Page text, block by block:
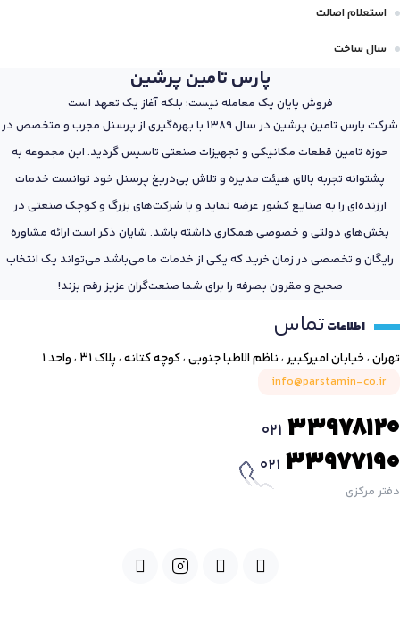
استعلام اصالت
سال ساخت
پارس تامین پرشین
فروش پایان یک معامله نیست؛ بلکه آغاز یک تعهد است
شرکت پارس تامین پرشین در سال 1389 با بهره‌گیری از پرسنل مجرب و متخصص در
حوزه تامین قطعات مکانیکی و تجهیزات صنعتی تاسیس گردید. این مجموعه به
پشتوانه تجربه بالای هیئت مدیره و تلاش بی‌دریغ پرسنل خود توانست خدمات
ارزنده‌ای را به صنایع کشور عرضه نماید و با شرکت‌های بزرگ و کوچک صنعتی در
بخش‌های دولتی و خصوصی همکاری داشته باشد. شایان ذکر است ارائه مشاوره
رایگان و تخصصی در زمان خرید که یکی از خدمات ما می‌باشد می‌تواند یک انتخاب
صحیح و مقرون بصرفه را برای شما صنعت‌گران عزیز رقم بزند!
اطلاعاتتماس
تهران ، خیابان امیرکبیر ، ناظم الاطبا جنوبی ، کوچه کتانه ، پلاک ۳۱ ، واحد ۱
info@parstamin-co.ir
021 33978120
021 33977190
دفتر مرکزی